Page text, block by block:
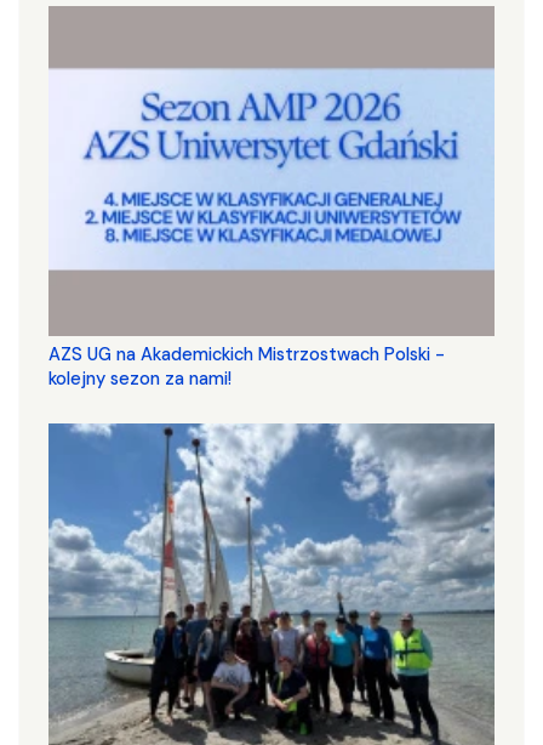
AZS UG na Akademickich Mistrzostwach Polski -
kolejny sezon za nami!